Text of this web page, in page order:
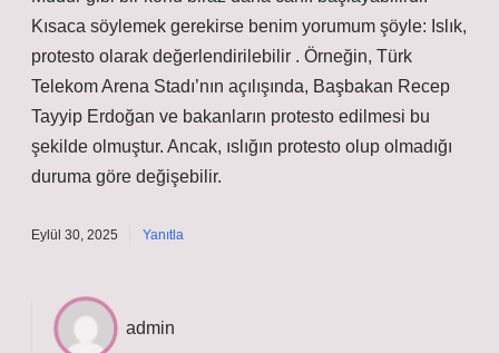
Kısaca söylemek gerekirse benim yorumum şöyle: Islık,
protesto olarak değerlendirilebilir . Örneğin, Türk
Telekom Arena Stadı’nın açılışında, Başbakan Recep
Tayyip Erdoğan ve bakanların protesto edilmesi bu
şekilde olmuştur. Ancak, ıslığın protesto olup olmadığı
duruma göre değişebilir.
Eylül 30, 2025 Yanıtla
admin